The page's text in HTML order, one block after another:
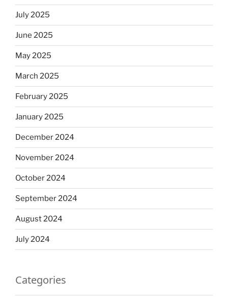
July 2025
June 2025
May 2025
March 2025
February 2025
January 2025
December 2024
November 2024
October 2024
September 2024
August 2024
July 2024
Categories